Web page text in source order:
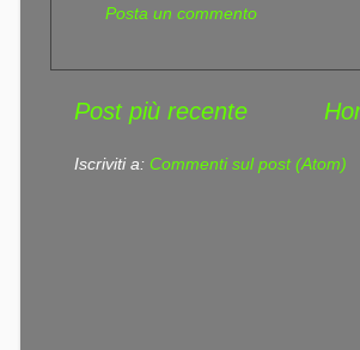
Posta un commento
Post più recente
Iscriviti a: Commenti sul post (Atom)